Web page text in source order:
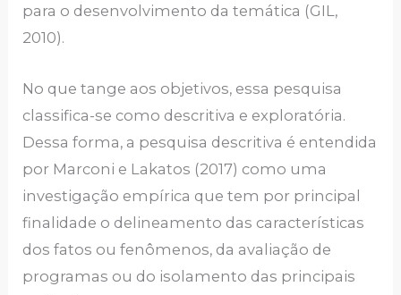
para o desenvolvimento da temática (GIL,
2010).
No que tange aos objetivos, essa pesquisa
classifica-se como descritiva e exploratória.
Dessa forma, a pesquisa descritiva é entendida
por Marconi e Lakatos (2017) como uma
investigação empírica que tem por principal
finalidade o delineamento das características
dos fatos ou fenômenos, da avaliação de
programas ou do isolamento das principais